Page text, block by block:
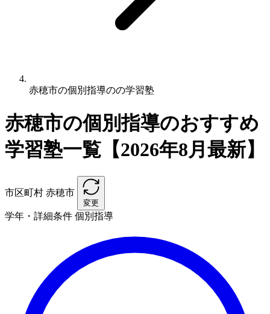
赤穂市の個別指導のの学習塾
赤穂市の個別指導のおすすめ
学習塾一覧【2026年8月最新】
市区町村 赤穂市
変更
学年・詳細条件 個別指導